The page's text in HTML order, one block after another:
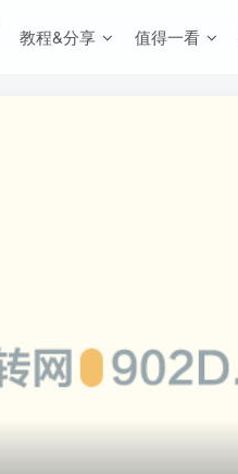
教程&分享 值得一看